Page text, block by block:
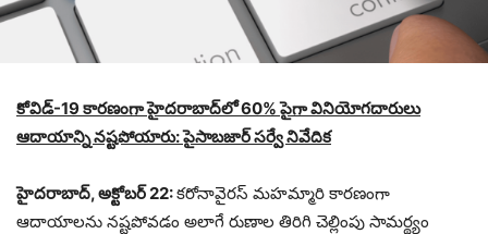
­­­కోవిడ్-19 కారణంగా హైదరాబాద్‌లో 60% పైగా వినియోగదారులు
ఆదాయాన్ని నష్టపోయారు: పైసాబజార్ సర్వే నివేదిక
హైదరాబాద్, అక్టోబర్ 22:కరోనావైరస్ మహమ్మారి కారణంగా
ఆదాయాలను నష్టపోవడం అలాగే రుణాల తిరిగి చెల్లింపు సామర్థ్యం